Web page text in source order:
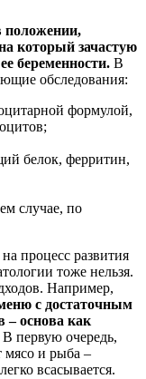
который зачастую
беременности. В
обследования:
формулой,
белок, ферритин,
случае, по
процесс развития
тоже нельзя.
Например,
с достаточным
– основа как
В первую очередь,
мясо и рыба –
всасывается.